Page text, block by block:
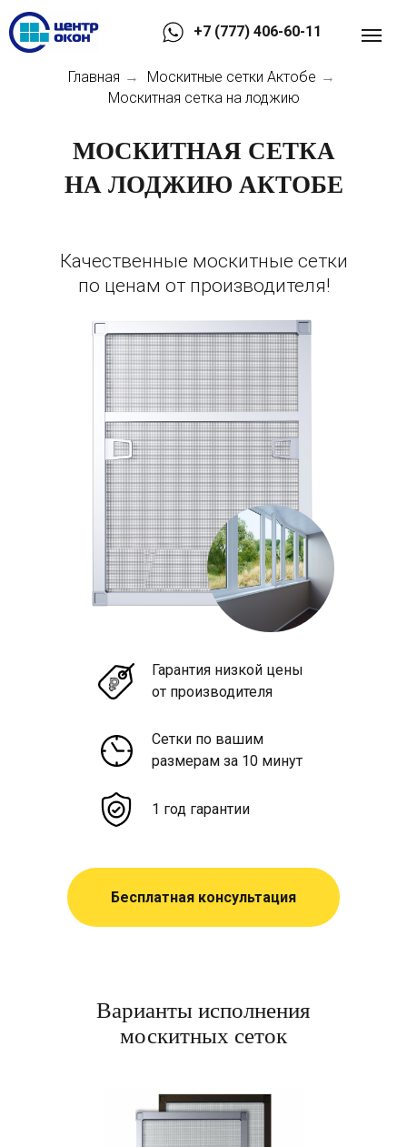
+7 (777) 406-60-11
Главная → Москитные сетки Актобе →
Москитная сетка на лоджию
Гарантия низкой цены
от производителя
Сетки по вашим
размерам за 10 минут
1 год гарантии
Бесплатная консультация
Качественные москитные сетки
по ценам от производителя!
МОСКИТНАЯ СЕТКА
НА ЛОДЖИЮ АКТОБЕ
Варианты исполнения
москитных сеток